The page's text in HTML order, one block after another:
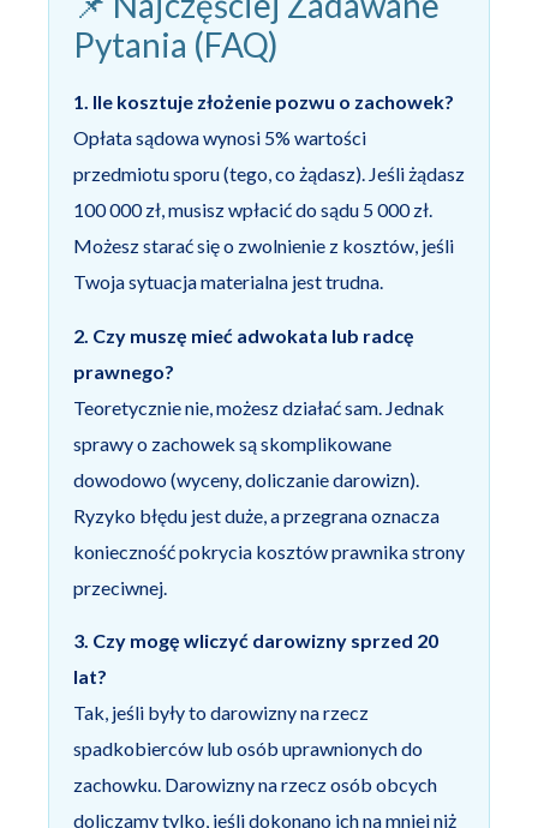
Pytania (FAQ)
1. Ile kosztuje złożenie pozwu o zachowek?
Opłata sądowa wynosi 5% wartości
przedmiotu sporu (tego, co żądasz). Jeśli żądasz
100 000 zł, musisz wpłacić do sądu 5 000 zł.
Możesz starać się o zwolnienie z kosztów, jeśli
Twoja sytuacja materialna jest trudna.
2. Czy muszę mieć adwokata lub radcę
prawnego?
Teoretycznie nie, możesz działać sam. Jednak
sprawy o zachowek są skomplikowane
dowodowo (wyceny, doliczanie darowizn).
Ryzyko błędu jest duże, a przegrana oznacza
konieczność pokrycia kosztów prawnika strony
przeciwnej.
3. Czy mogę wliczyć darowizny sprzed 20
lat?
Tak, jeśli były to darowizny na rzecz
spadkobierców lub osób uprawnionych do
zachowku. Darowizny na rzecz osób obcych
doliczamy tylko, jeśli dokonano ich na mniej niż